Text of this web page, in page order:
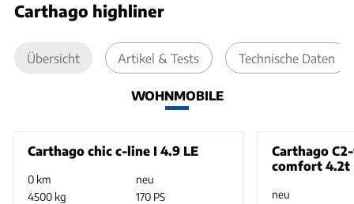
Carthago highliner
Übersicht Artikel & Tests Technische Daten
WOHNMOBILE
Carthago chic c-line I 4.9 LE
0 km
neu
4500 kg
170 PS
Carthago
comfort 4.2t
neu